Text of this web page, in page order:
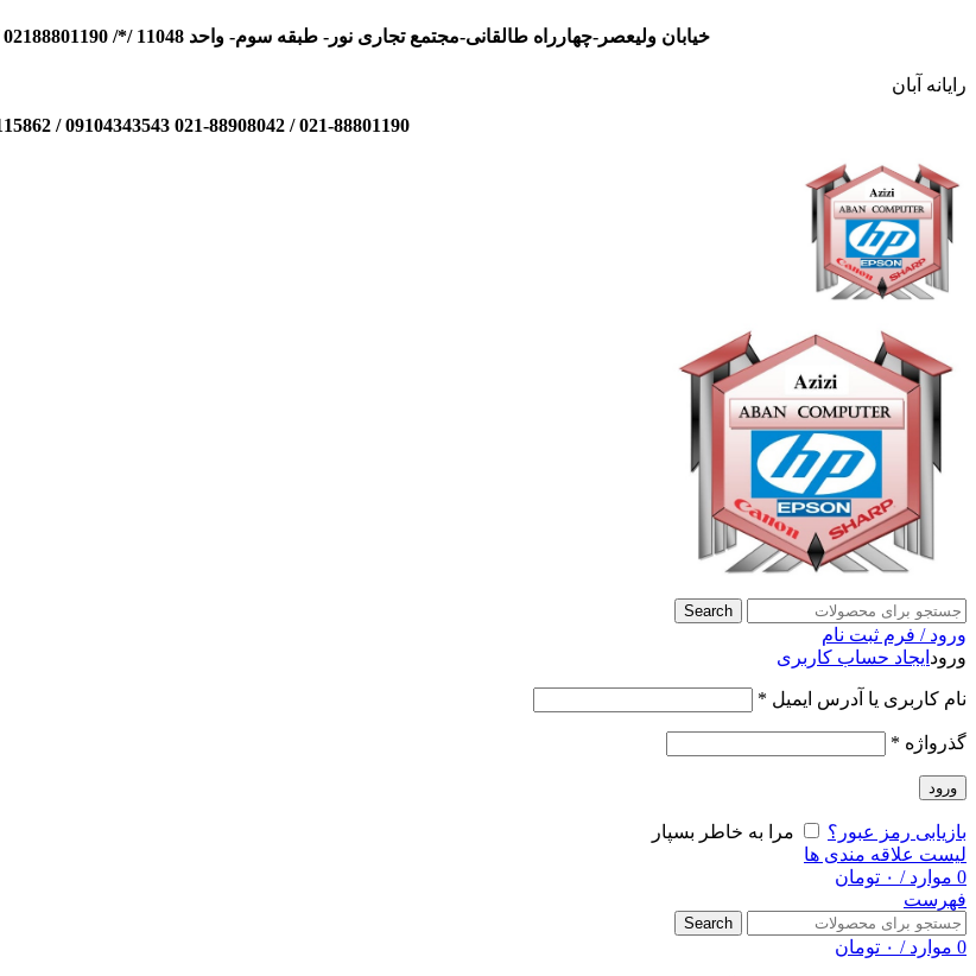
خیابان ولیعصر-چهارراه طالقانی-مجتمع تجاری نور- طبقه سوم- واحد 11048 /*/ 02188801190 / 02188908042 / 09104343543 / 09101115862
رایانه آبان
021-88801190 / 021-88908042 09104343543 / 09101115862
Search
ورود / فرم ثبت نام
ورود ایجاد حساب کاربری
نام کاربری یا آدرس ایمیل *
گذرواژه *
ورود
بازیابی رمز عبور؟
مرا به خاطر بسپار
لیست علاقه مندی ها
0 موارد / ۰ تومان
فهرست
Search
0 موارد / ۰ تومان